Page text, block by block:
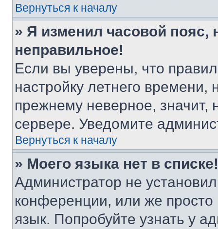
Вернуться к началу
» Я изменил часовой пояс,
неправильное!
Если вы уверены, что
настройку летнего
прежнему неверное, значит,
сервере. Уведомите
Вернуться к началу
» Моего языка нет в списке!
Администратор не
конференции, или же
язык. Попробуйте узнать у